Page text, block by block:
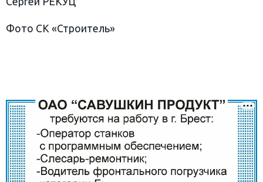
Фото СК «Строитель»